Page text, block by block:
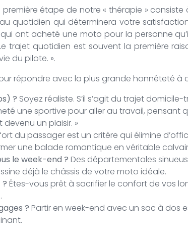
première étape de notre « thérapie »
quotidien qui déterminera votre
ont acheté une moto pour la personne
trajet quotidien est souvent la première
du pilote. ».
répondre avec la plus grande honnêteté
? Soyez réaliste. S’il s’agit du trajet
une sportive pour aller au travail, pensant
un plaisir. »
du passager est un critère qui élimine
une balade romantique en véritable
le week-end ? Des départementales
déjà le châssis de votre moto idéale.
Êtes-vous prêt à sacrifier le confort de vos
? Partir en week-end avec un sac à dos